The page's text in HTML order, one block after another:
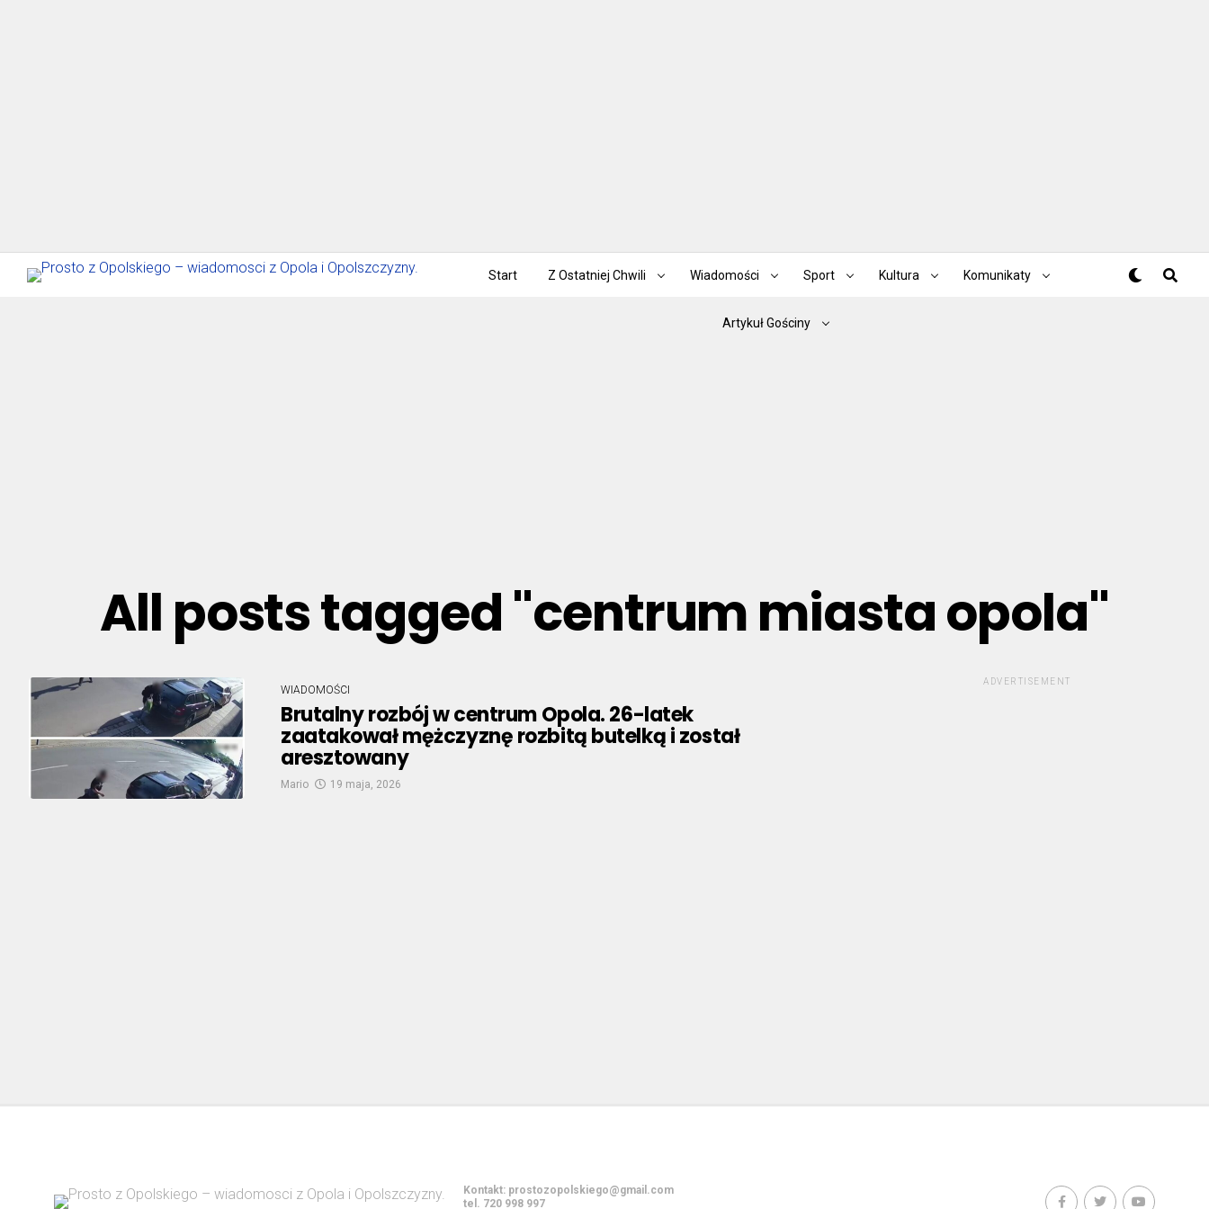
Start Z Ostatniej Chwili Wiadomości Sport Kultura Komunikaty
Artykuł Gościny
All posts tagged "centrum miasta opola"
WIADOMOŚCI
Brutalny rozbój w centrum Opola. 26-latek
zaatakował mężczyznę rozbitą butelką i został
aresztowany
Mario 19 maja, 2026
ADVERTISEMENT
Kontakt: prostozopolskiego@gmail.com
tel. 720 998 997